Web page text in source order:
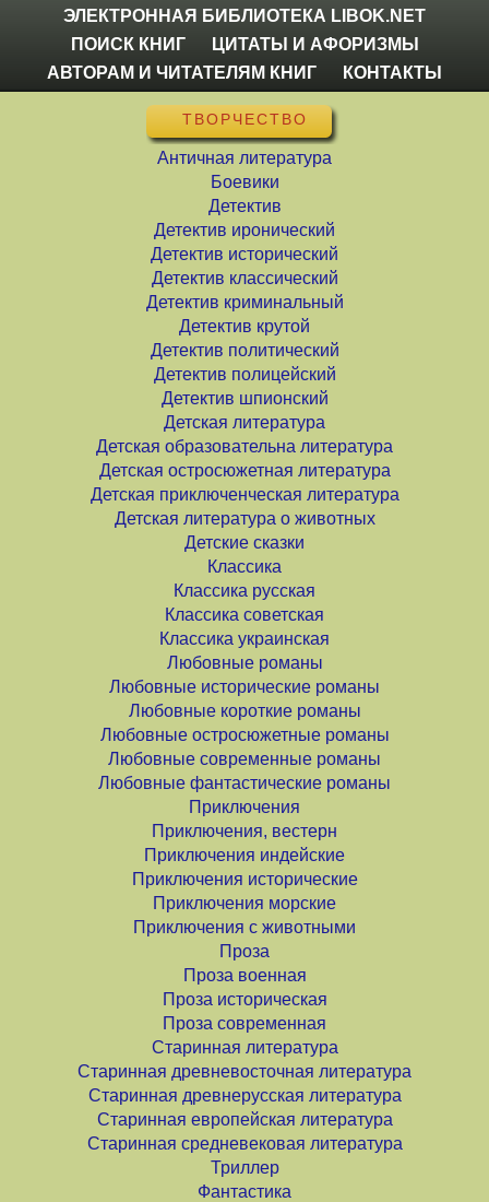
ЭЛЕКТРОННАЯ БИБЛИОТЕКА LIBOK.NET
ПОИСК КНИГ
ЦИТАТЫ И АФОРИЗМЫ
АВТОРАМ И ЧИТАТЕЛЯМ КНИГ
КОНТАКТЫ
ТВОРЧЕСТВО
Античная литература
Боевики
Детектив
Детектив иронический
Детектив исторический
Детектив классический
Детектив криминальный
Детектив крутой
Детектив политический
Детектив полицейский
Детектив шпионский
Детская литература
Детская образовательна литература
Детская остросюжетная литература
Детская приключенческая литература
Детская литература о животных
Детские сказки
Классика
Классика русская
Классика советская
Классика украинская
Любовные романы
Любовные исторические романы
Любовные короткие романы
Любовные остросюжетные романы
Любовные современные романы
Любовные фантастические романы
Приключения
Приключения, вестерн
Приключения индейские
Приключения исторические
Приключения морские
Приключения с животными
Проза
Проза военная
Проза историческая
Проза современная
Старинная литература
Старинная древневосточная литература
Старинная древнерусская литература
Старинная европейская литература
Старинная средневековая литература
Триллер
Фантастика